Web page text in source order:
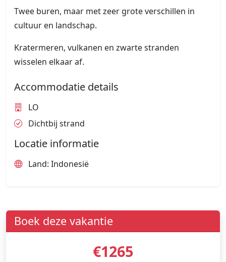
Twee buren, maar met zeer grote verschillen in
cultuur en landschap.
Kratermeren, vulkanen en zwarte stranden
wisselen elkaar af.
Accommodatie details
LO
Dichtbij strand
Locatie informatie
Land: Indonesië
Boek deze vakantie
€1265